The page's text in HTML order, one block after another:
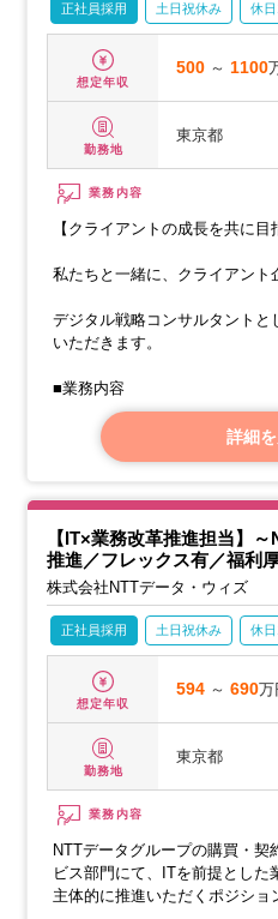
正社員採用 土日祝休み 休
想定年収
500 ～ 1100
勤務地
東京都
業務内容
【クライアントの成長を共に目
私たちと一緒に、クライアント
デジタル戦略コンサルタントと
いただきます。
■業務内容
詳細
【IT×業務改革推進担当】
推進／フレックス有／福利
株式会社NTTデータ・ウィズ
正社員採用 土日祝休み 休
想定年収
594 ～690万
勤務地
東京都
業務内容
NTTデータグループの購買・契
ビス部門にて、ITを前提とした
主体的に推進いただくポジショ